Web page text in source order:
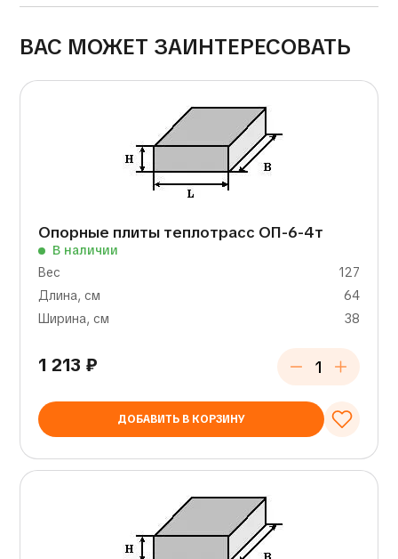
ВАС МОЖЕТ ЗАИНТЕРЕСОВАТЬ
Опорные плиты теплотрасс ОП-6-4т
В наличии
Вес
127
Длина, см
64
Ширина, см
38
1 213 ₽
ДОБАВИТЬ В КОРЗИНУ